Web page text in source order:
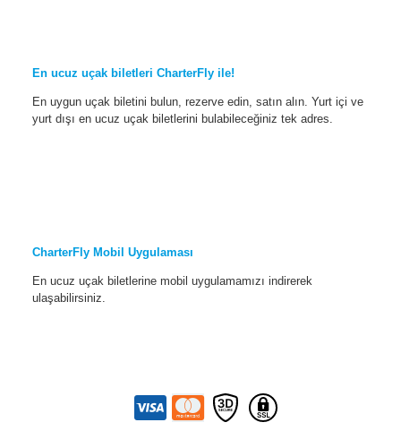
En ucuz uçak biletleri CharterFly ile!
En uygun uçak biletini bulun, rezerve edin, satın alın. Yurt içi ve
yurt dışı en ucuz uçak biletlerini bulabileceğiniz tek adres.
CharterFly Mobil Uygulaması
En ucuz uçak biletlerine mobil uygulamamızı indirerek
ulaşabilirsiniz.